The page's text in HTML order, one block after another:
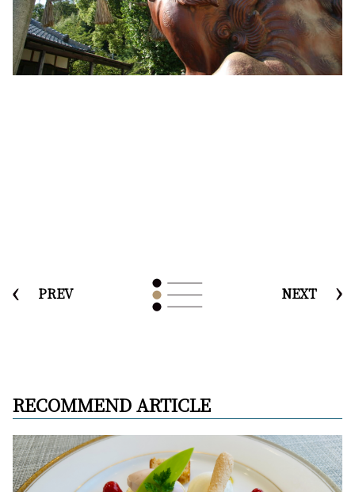
PREV NEXT
RECOMMEND ARTICLE